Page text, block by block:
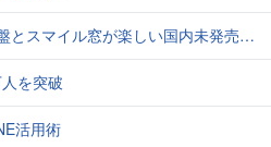
窓が楽しい国内未発売のCASIO「AMW-880D」
を突破
活用術